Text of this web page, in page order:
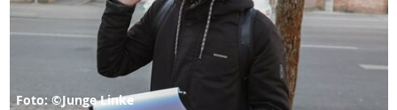
Foto: ©Junge Linke